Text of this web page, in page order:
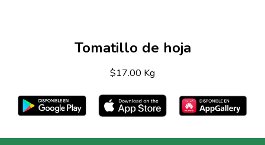
Tomatillo de hoja
$17.00 Kg